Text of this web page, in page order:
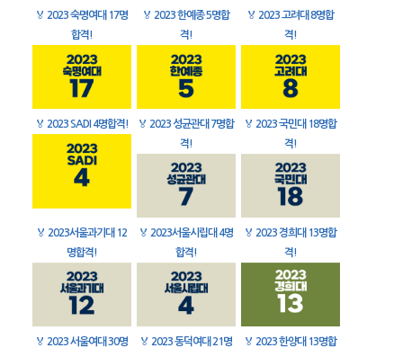
🏅 2023 숙명여대 17명
합격!
🏅 2023 한예종 5명합
격!
🏅 2023 고려대 8명합
격!
🏅 2023 SADI 4명합격! 🏅 2023 성균관대 7명합
격!
🏅 2023 국민대 18명합
격!
🏅 2023서울과기대 12
명합격!
🏅 2023서울시립대 4명
합격!
🏅 2023 경희대 13명합
격!
🏅 2023 서울여대 30명
🏅 2023 동덕여대 21명
🏅 2023 한양대 13명합